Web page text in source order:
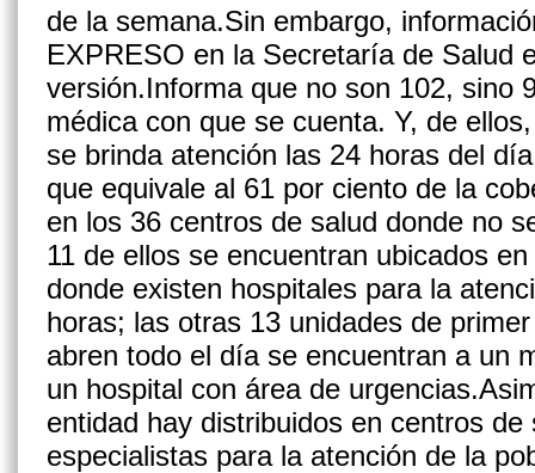
de la semana.Sin embargo,
EXPRESO en la Secretaría de Salud
versión.Informa que no son 102, sino
médica con que se cuenta. Y, de
se brinda atención las 24 horas del
que equivale al 61 por ciento de la
en los 36 centros de salud donde no
11 de ellos se encuentran ubicados
donde existen hospitales para la
horas; las otras 13 unidades de
abren todo el día se encuentran a un
un hospital con área de
entidad hay distribuidos en centros
especialistas para la atención de la